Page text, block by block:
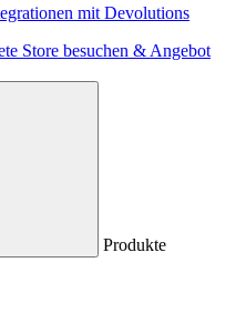
mit Devolutions
Store besuchen & Angebot
Produkte